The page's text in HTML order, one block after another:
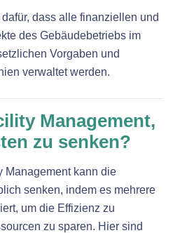
dass alle finanziellen und
des Gebäudebetriebs im
Vorgaben und
verwaltet werden.
Management,
zu senken?
Management kann die
senken, indem es mehrere
um die Effizienz zu
zu sparen. Hier sind